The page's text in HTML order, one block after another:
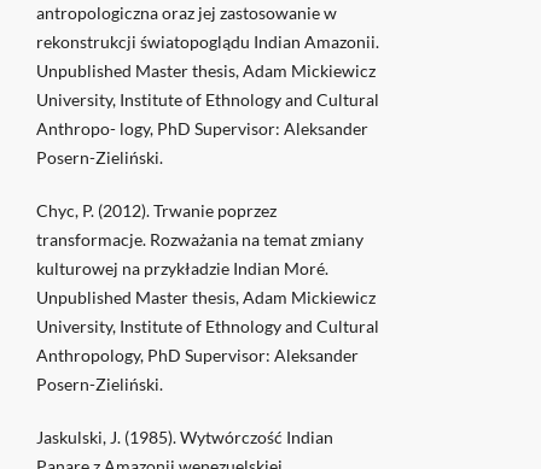
antropologiczna oraz jej zastosowanie w
rekonstrukcji światopoglądu Indian Amazonii.
Unpublished Master thesis, Adam Mickiewicz
University, Institute of Ethnology and Cultural
Anthropo- logy, PhD Supervisor: Aleksander
Posern-Zieliński.
Chyc, P. (2012). Trwanie poprzez
transformacje. Rozważania na temat zmiany
kulturowej na przykładzie Indian Moré.
Unpublished Master thesis, Adam Mickiewicz
University, Institute of Ethnology and Cultural
Anthropology, PhD Supervisor: Aleksander
Posern-Zieliński.
Jaskulski, J. (1985). Wytwórczość Indian